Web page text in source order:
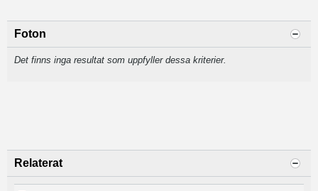
Foton
Det finns inga resultat som uppfyller dessa kriterier.
Relaterat